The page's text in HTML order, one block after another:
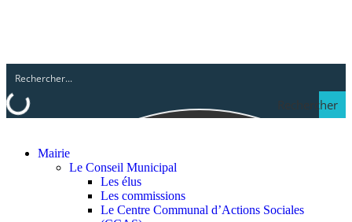
Rechercher
Mairie
Le Conseil Municipal
Les élus
Les commissions
Le Centre Communal d’Actions Sociales